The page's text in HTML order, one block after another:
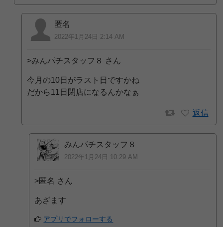
匿名
2022年1月24日 2:14 AM
>みんパチスタッフ８ さん
今月の10日がラスト日ですかね
だから11日閉店になるんかなぁ
返信
みんパチスタッフ８
2022年1月24日 10:29 AM
>匿名 さん
あざます
アプリでフォローする